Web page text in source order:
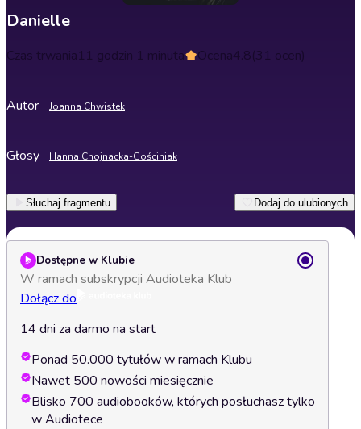
Danielle
Czas trwania11 godzin 1 minuta Ocena4.8(31 ocen)
Autor Joanna Chwistek
Głosy Hanna Chojnacka-Gościniak
Słuchaj fragmentu Dodaj do ulubionych
Dostępne w Klubie
W ramach subskrypcji Audioteka Klub
Dołącz do
14 dni za darmo na start
Ponad 50.000 tytułów w ramach Klubu
Nawet 500 nowości miesięcznie
Blisko 700 audiobooków, których posłuchasz tylko
w Audiotece